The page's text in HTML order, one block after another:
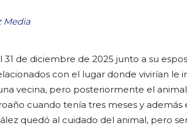
Media
de diciembre de 2025 junto a su
con el lugar donde vivirían le
vecina, pero posteriormente el
cuando tenía tres meses y además
quedó al cuidado del animal, pero